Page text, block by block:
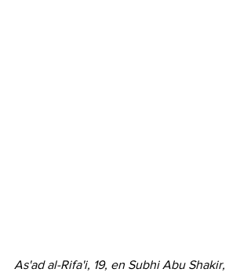
As'ad al-Rifa'i, 19, en Subhi Abu Shakir,